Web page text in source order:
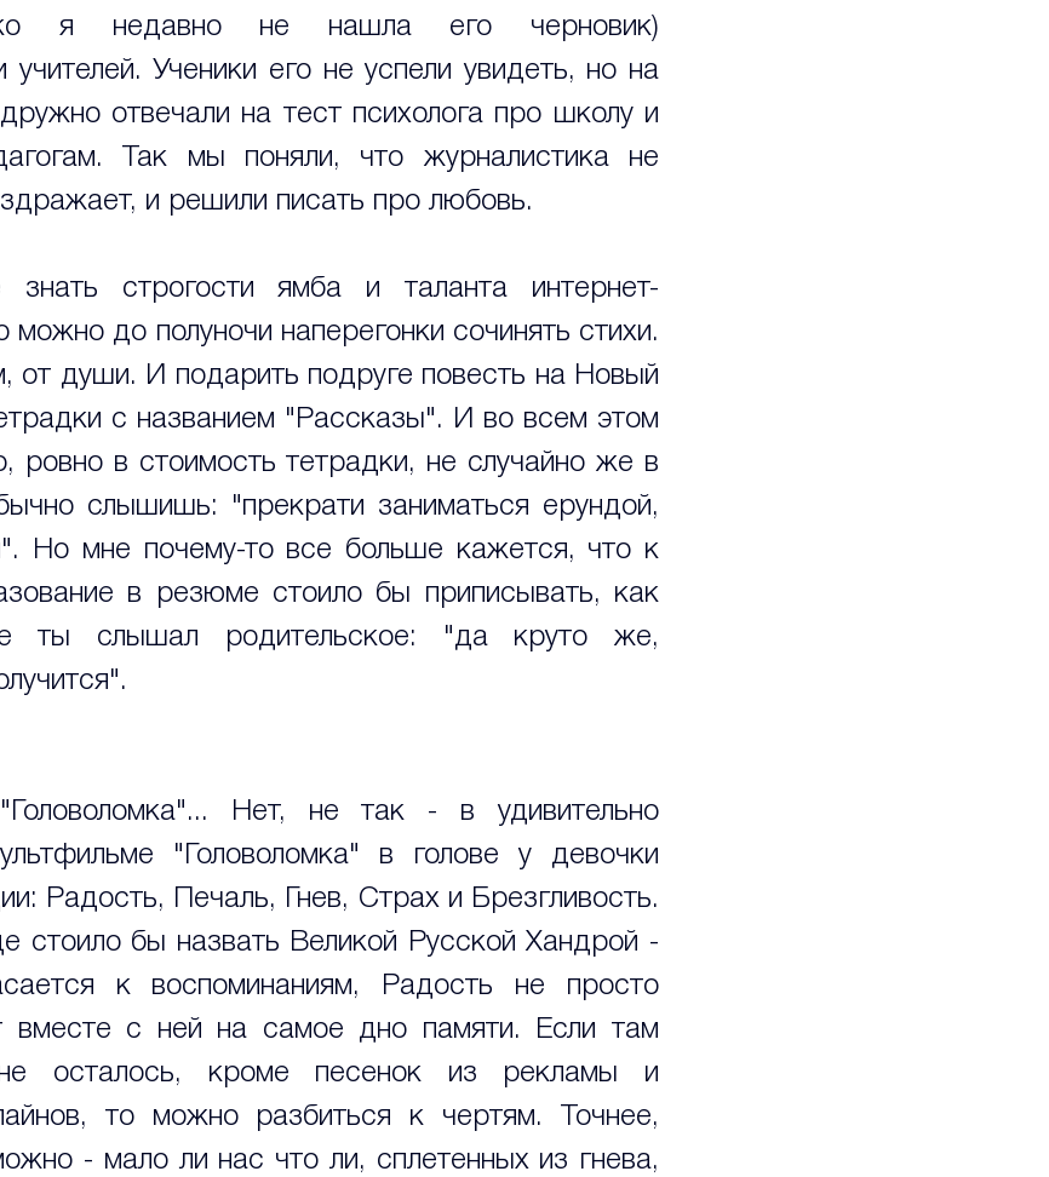
я недавно не нашла его черновик)
учителей. Ученики его не успели увидеть, но на
отвечали на тест психолога про школу и
Так мы поняли, что журналистика не
и решили писать про любовь.
строгости ямба и таланта интернет-
можно до полуночи наперегонки сочинять стихи.
от души. И подарить подруге повесть на Новый
с названием "Рассказы". И во всем этом
ровно в стоимость тетрадки, не случайно же в
слышишь: "прекрати заниматься ерундой,
Но мне почему-то все больше кажется, что к
в резюме стоило бы приписывать, как
ты слышал родительское: "да круто же,
Нет, не так - в удивительно
"Головоломка" в голове у девочки
Радость, Печаль, Гнев, Страх и Брезгливость.
стоило бы назвать Великой Русской Хандрой -
к воспоминаниям, Радость не просто
вместе с ней на самое дно памяти. Если там
осталось, кроме песенок из рекламы и
то можно разбиться к чертям. Точнее,
- мало ли нас что ли, сплетенных из гнева,